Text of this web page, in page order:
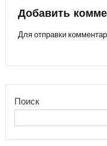
записям
Добавить
Для отправки
Поиск